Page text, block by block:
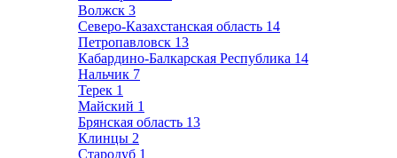
Волжск 3
Северо-Казахстанская область 14
Петропавловск 13
Кабардино-Балкарская Республика 14
Нальчик 7
Терек 1
Майский 1
Брянская область 13
Клинцы 2
Стародуб 1